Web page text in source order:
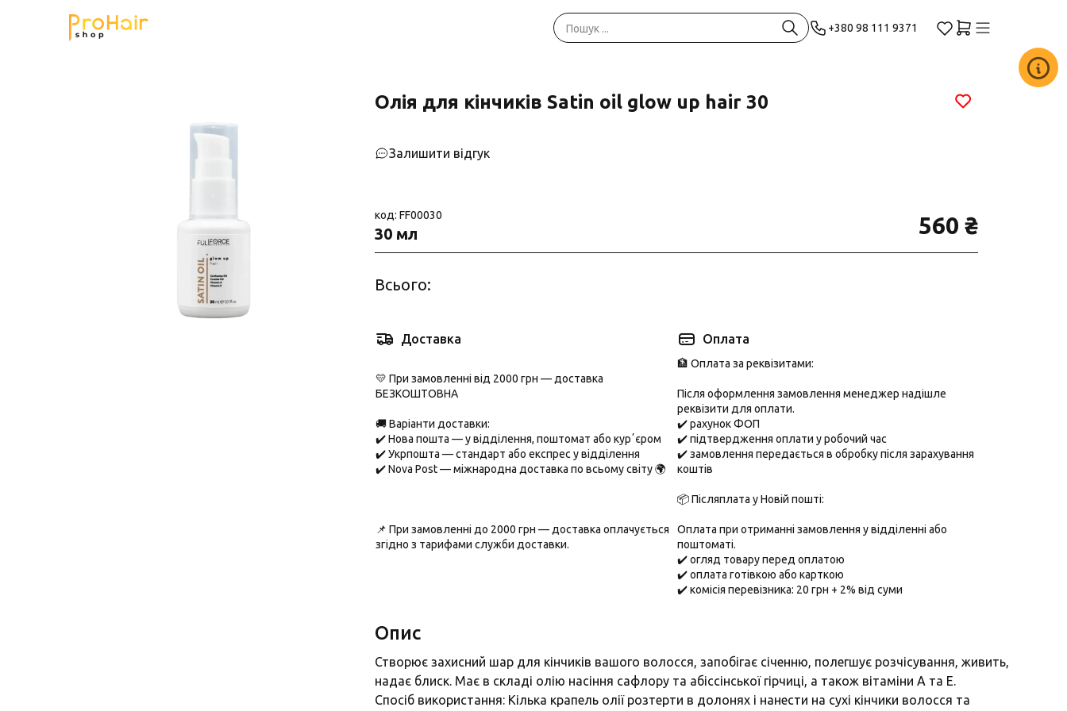
+380 98 111 9371
Олія для кінчиків Satin oil glow up hair 30
Залишити відгук
код: FF00030
30 мл 560 ₴
Всього:
Доставка
💛 При замовленні від 2000 грн — доставка
БЕЗКОШТОВНА
🚚 Варіанти доставки:
✔️Нова пошта — у відділення, поштомат або курʼєром
✔️Укрпошта — стандарт або експрес у відділення
✔️Nova Post— міжнародна доставка по всьому світу 🌍
📌 При замовленні до 2000 грн — доставка оплачується
згідно з тарифами служби доставки.
Оплата
🏦 Оплата за реквізитами:
Після оформлення замовлення менеджер надішле
реквізити для оплати.
✔️ рахунок ФОП
✔️ підтвердження оплати у робочий час
✔️ замовлення передається в обробку після зарахування
коштів
📦 Післяплата у Новій пошті:
Оплата при отриманні замовлення у відділенні або
поштоматі.
✔️ огляд товару перед оплатою
✔️ оплата готівкою або карткою
✔️ комісія перевізника: 20 грн + 2% від суми
Опис
Створює захисний шар для кінчиків вашого волосся, запобігає січенню, полегшує розчісування, живить,
надає блиск. Має в складі олію насіння сафлору та абіссінської гірчиці, а також вітаміни А та Е.
Спосіб використання: Кілька крапель олії розтерти в долонях і нанести на сухі кінчики волосся та